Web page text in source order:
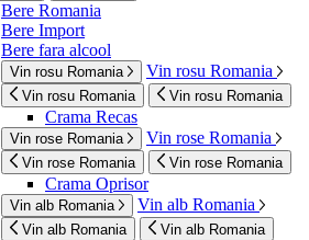
Bere Romania
Bere Import
Bere fara alcool
Vin rosu Romania Vin rosu Romania
Vin rosu Romania Vin rosu Romania
Crama Recas
Vin rose Romania Vin rose Romania
Vin rose Romania Vin rose Romania
Crama Oprisor
Vin alb Romania Vin alb Romania
Vin alb Romania Vin alb Romania